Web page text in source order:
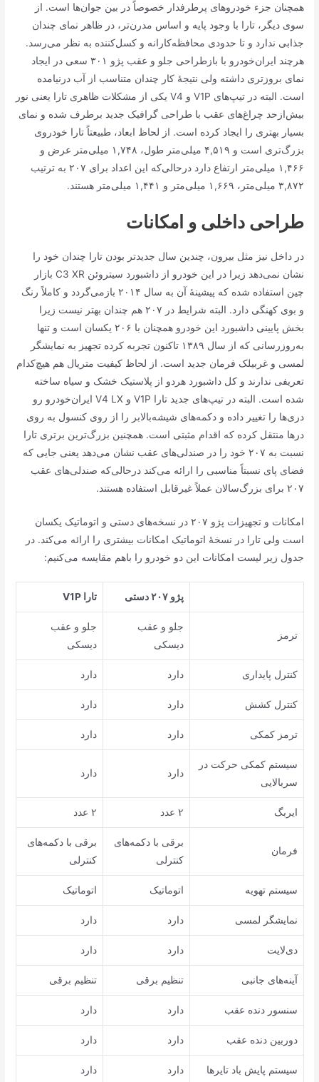
همچنان جزء خودروهای پرطرفدار خصوصاً در بین جوان‌ها است. از
سوی دیگر، تارا با وجود پایه و اساس مدرن‌تر، در ظاهر نمای چندان
جذابی ندارد و تا حدودی محافظه‌کارانه و کسل‌کننده به نظر می‌رسد.
هرچند ایران‌خودرو با بازطراحی جلو و عقب پژو ۳۰۱ سعی در ایجاد
نمای بروزتری داشته ولی نتیجهٔ کار چندان متناسب از آب درنیامده
است. البته در تیپ‌های V1P و V4 یکی از مشکلات ظاهری تارا یعنی نور
بیش‌ازحد چراغ‌های عقب با طراحی گرافیک جدید برطرف شده و نمای
بسیار بهتری را ایجاد کرده است. از لحاظ ابعاد، طبیعتاً تارا خودروی
بزرگ‌تری است و ۴,۵۱۹ میلی‌متر طول، ۱,۷۴۸ میلی‌متر عرض و
۱,۴۶۶ میلی‌متر ارتفاع دارد درحالی‌که این اعداد برای ۲۰۷ به ترتیب
۳,۸۷۲ میلی‌متر، ۱,۶۶۹ میلی‌متر و ۱,۴۴۱ میلی‌متر هستند.
طراحی داخلی و امکانات
در داخل نیز مثل بیرون، چندین سال جدیدتر بودن تارا چندان خود را
نشان نمی‌دهد زیرا در این خودرو از داشبورد سیتروئن C3 XR بازار
چین استفاده شده که پیشینهٔ آن به سال ۲۰۱۴ بازمی‌گردد و کاملاً رنگ
و بوی کهنگی دارد. البته شرایط در ۲۰۷ هم چندان بهتر نیست زیرا
بخش پایینی داشبورد این خودرو همچنان با ۲۰۶ یکسان است و تنها
به‌روزرسانی که از سال ۱۳۸۹ تاکنون تجربه کرده تجهیز به نمایشگر
لمسی و غربیلک فرمان جدید است. از لحاظ کیفیت متریال هم هیچ‌کدام
تعریفی ندارند و کل داشبورد هردو از پلاستیک خشک و سیاه ساخته
شده است. البته در تیپ‌های جدید تارا V1P و V4 LX ایران‌خودرو رو
دری‌ها را تغییر داده و دکمه‌های شیشه‌بالابر را از روی کنسول به روی
درها منتقل کرده که اقدام مثبتی است. همچنین بزرگ‌ترین برتری تارا
نسبت به ۲۰۷ خود را در صندلی‌های عقب نشان می‌دهد یعنی جایی که
فضای پای نسبتاً مناسبی را ارائه می‌کند درحالی‌که صندلی‌های عقب
۲۰۷ برای بزرگ‌سالان عملاً غیرقابل استفاده هستند.
امکانات و تجهیزات پژو ۲۰۷ در نسخه‌های دستی و اتوماتیک یکسان
است ولی تارا در نسخهٔ اتوماتیک امکانات بیشتری را ارائه می‌کند. در
جدول زیر لیست امکانات این دو خودرو را باهم مقایسه می‌کنیم:
پژو ۲۰۷ دستی تاراV1P
ترمز
جلو و عقب
دیسکی
جلو و عقب
دیسکی
کنترل پایداری دارد دارد
کنترل کشش دارد دارد
ترمز کمکی دارد دارد
سیستم کمکی حرکت در
سربالایی
دارد دارد
ایربگ ۲ عدد ۲ عدد
فرمان
برقی با دکمه‌های
کنترلی
برقی با دکمه‌های
کنترلی
سیستم تهویه اتوماتیک اتوماتیک
نمایشگر لمسی دارد دارد
دی‌لایت دارد دارد
آینه‌های جانبی تنظیم برقی تنظیم برقی
سنسور دنده عقب دارد دارد
دوربین دنده عقب دارد دارد
سیستم پایش باد تایرها دارد دارد